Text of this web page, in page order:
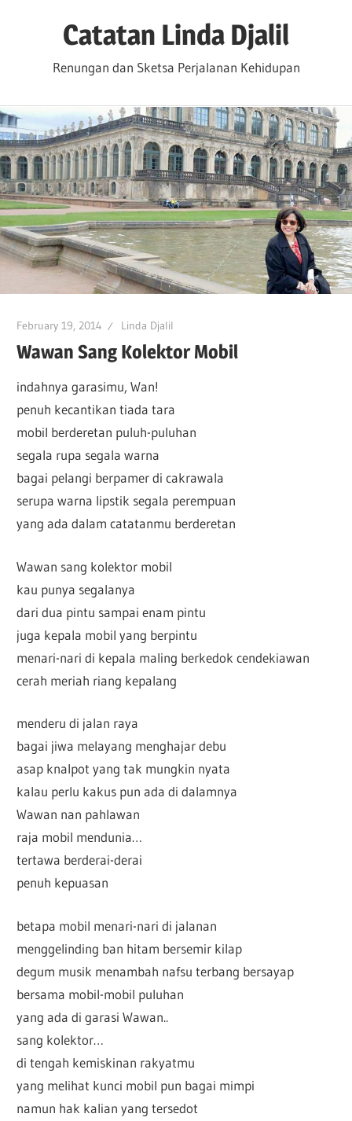
Catatan Linda Djalil
Renungan dan Sketsa Perjalanan Kehidupan
February 19, 2014 Linda Djalil
Wawan Sang Kolektor Mobil
indahnya garasimu, Wan!
penuh kecantikan tiada tara
mobil berderetan puluh-puluhan
segala rupa segala warna
bagai pelangi berpamer di cakrawala
serupa warna lipstik segala perempuan
yang ada dalam catatanmu berderetan
Wawan sang kolektor mobil
kau punya segalanya
dari dua pintu sampai enam pintu
juga kepala mobil yang berpintu
menari-nari di kepala maling berkedok cendekiawan
cerah meriah riang kepalang
menderu di jalan raya
bagai jiwa melayang menghajar debu
asap knalpot yang tak mungkin nyata
kalau perlu kakus pun ada di dalamnya
Wawan nan pahlawan
raja mobil mendunia…
tertawa berderai-derai
penuh kepuasan
betapa mobil menari-nari di jalanan
menggelinding ban hitam bersemir kilap
degum musik menambah nafsu terbang bersayap
bersama mobil-mobil puluhan
yang ada di garasi Wawan..
sang kolektor…
di tengah kemiskinan rakyatmu
yang melihat kunci mobil pun bagai mimpi
namun hak kalian yang tersedot